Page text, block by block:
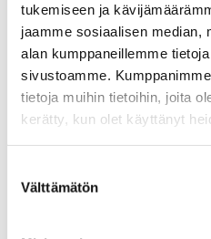
tukemiseen ja
jaamme sosiaalisen median,
alan kumppaneillemme
sivustoamme.
tietoja muihin tietoihin, joita
kerätty, kun olet käyttänyt
valinta
Välttämätön
Kansiluukut,
Verhot